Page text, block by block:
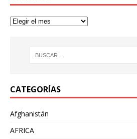
CATEGORÍAS
Afghanistán
AFRICA